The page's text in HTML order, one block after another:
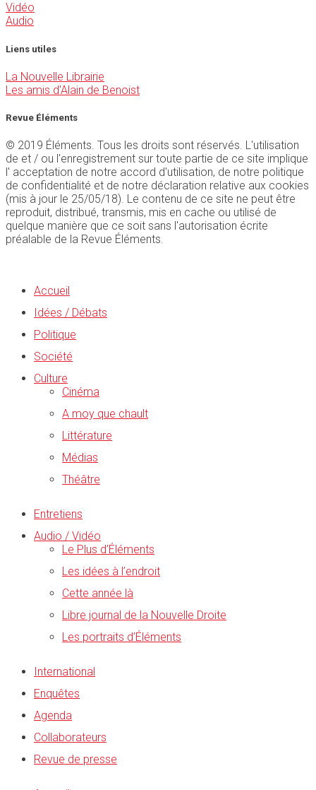
Vidéo
Audio
Liens utiles
La Nouvelle Librairie
Les amis d'Alain de Benoist
Revue Éléments
© 2019 Éléments. Tous les droits sont réservés. L'utilisation
de et / ou l'enregistrement sur toute partie de ce site implique
l' acceptation de notre accord d'utilisation, de notre politique
de confidentialité et de notre déclaration relative aux cookies
(mis à jour le 25/05/18). Le contenu de ce site ne peut être
reproduit, distribué, transmis, mis en cache ou utilisé de
quelque manière que ce soit sans l'autorisation écrite
préalable de la Revue Éléments.
Accueil
Idées / Débats
Politique
Société
Culture
Cinéma
A moy que chault
Littérature
Médias
Théâtre
Entretiens
Audio / Vidéo
Le Plus d’Éléments
Les idées à l’endroit
Cette année là
Libre journal de la Nouvelle Droite
Les portraits d’Éléments
International
Enquêtes
Agenda
Collaborateurs
Revue de presse